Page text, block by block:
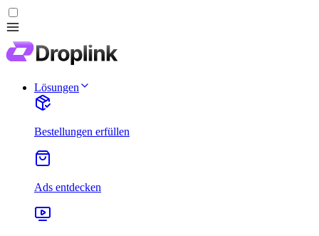
Lösungen
Bestellungen erfüllen
Ads entdecken